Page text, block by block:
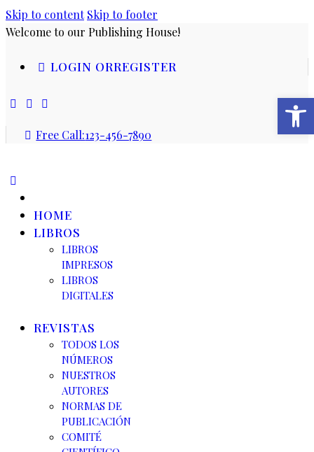
Skip to content Skip to footer
Welcome to our Publishing House!
LOGIN ORREGISTER
Free Call:123-456-7890
HOME
LIBROS
LIBROS
IMPRESOS
LIBROS
DIGITALES
REVISTAS
TODOS LOS
NÚMEROS
NUESTROS
AUTORES
NORMAS DE
PUBLICACIÓN
COMITÉ
Abrir